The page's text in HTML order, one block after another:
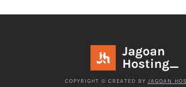
COPYRIGHT © CREATED BY JAGOAN